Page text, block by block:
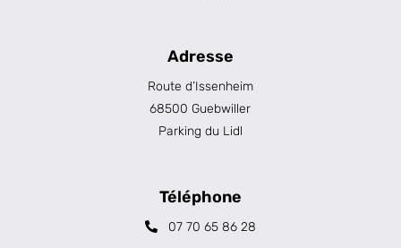
Adresse
Route d’Issenheim
68500 Guebwiller
Parking du Lidl
Téléphone
07 70 65 86 28